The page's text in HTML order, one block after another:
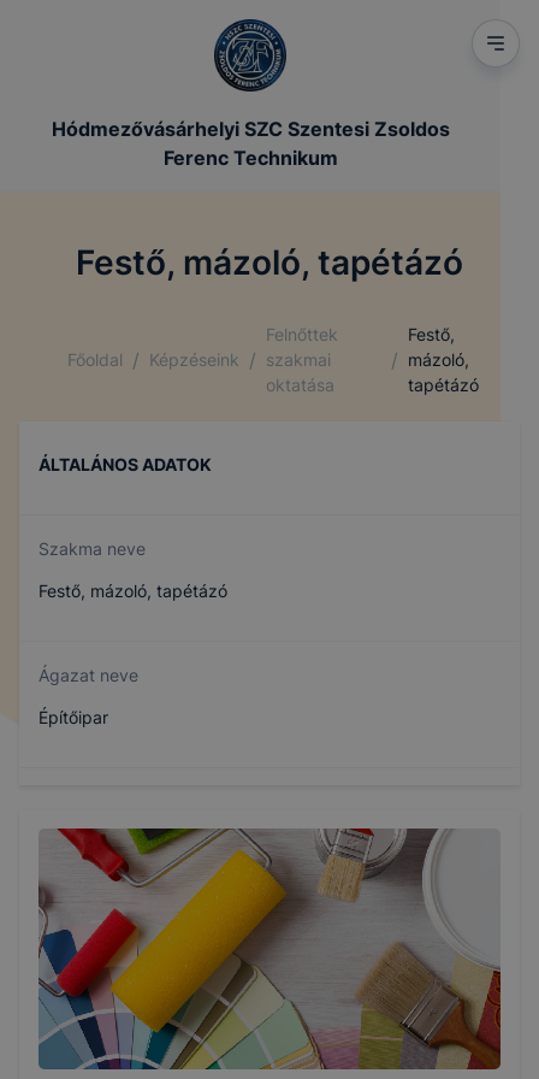
Hódmezővásárhelyi SZC Szentesi Zsoldos
Ferenc Technikum
Festő, mázoló, tapétázó
Főoldal / Képzéseink /
Felnőttek
szakmai
oktatása
/
Festő,
mázoló,
tapétázó
ÁLTALÁNOS ADATOK
Szakma neve
Festő, mázoló, tapétázó
Ágazat neve
Építőipar
407320605
Képzés időtartama
1 év
Választható szakmairányok: